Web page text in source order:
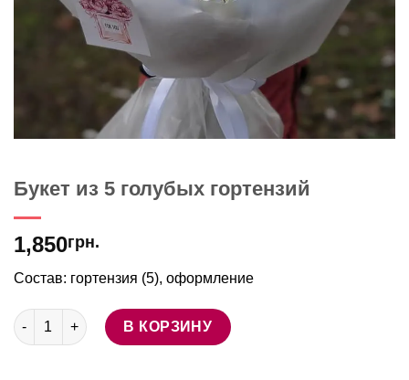
Букет из 5 голубых гортензий
1,850грн.
Состав: гортензия (5), оформление
Количество товара Букет из 5 голубых гортензий
В КОРЗИНУ